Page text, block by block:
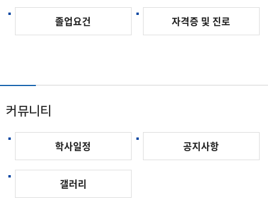
졸업요건 자격증 및 진로
커뮤니티
학사일정 공지사항
갤러리